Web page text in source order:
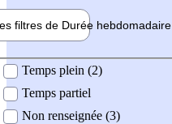
filtres de Durée hebdomadaire
Temps plein (2)
Temps partiel
Non renseignée (3)